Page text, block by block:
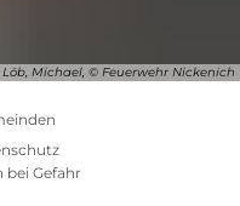
Löb, Michael, © Feuerwehr Nickenich
bei Gefahr